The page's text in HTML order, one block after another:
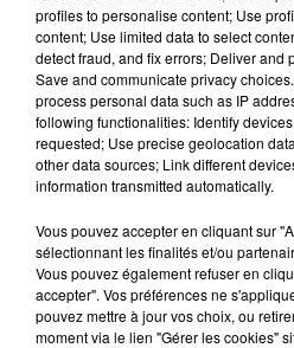
Lainey Wilson, pourBell
Meilleur album de
Karol G, pourMañana Será
profiles to personalise content; Use
content; Use limited data to select
detect fraud, and fix errors; Deliver and
Save and communicate privacy
process personal data such as IP
following functionalities: Identify
requested; Use precise geolocation
other data sources; Link different
information transmitted automatically.
Vous pouvez accepter en cliquant sur
sélectionnant les finalités et/ou
Vous pouvez également refuser en
accepter". Vos préférences ne
pouvez mettre à jour vos choix, ou
moment via le lien "Gérer les cookies"